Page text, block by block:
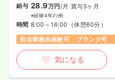
給与 28.9万円/月 賞与5ヶ月
※経験4年の例
時間 8:00～16:00 （休憩60分）
担当業務未経験可
ブランク可
気になる